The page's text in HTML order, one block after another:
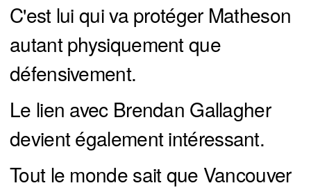
C'est lui qui va protéger Matheson
autant physiquement que
défensivement.
Le lien avec Brendan Gallagher
devient également intéressant.
Tout le monde sait que Vancouver